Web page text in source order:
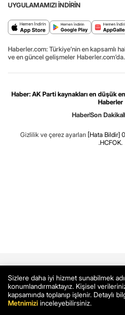
UYGULAMAMIZI İNDİRİN
Haberler.com: Türkiye’nin en kapsamlı
ve en güncel gelişmeler Haberler.com’da.
Haber: AK Parti kaynakları en düşük
Haberler
HaberSon Dakika
Gizlilik ve çerez ayarları [Hata Bildir]
.HCFOK.
Sizlere daha iyi hizmet sunabilmek
konumlandırmaktayız. Kişisel
kapsamında toplanıp işlenir. Detaylı
Metnimizi inceleyebilirsiniz.